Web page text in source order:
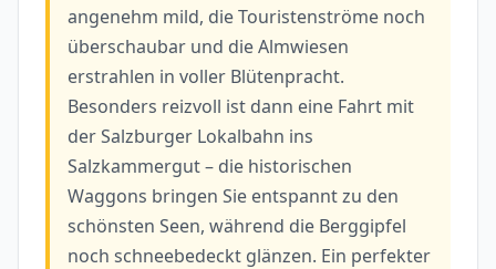
angenehm mild, die Touristenströme noch
überschaubar und die Almwiesen
erstrahlen in voller Blütenpracht.
Besonders reizvoll ist dann eine Fahrt mit
der Salzburger Lokalbahn ins
Salzkammergut – die historischen
Waggons bringen Sie entspannt zu den
schönsten Seen, während die Berggipfel
noch schneebedeckt glänzen. Ein perfekter